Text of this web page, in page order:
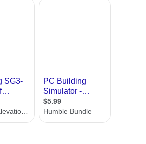
עיצוב דירת קבלן
עיצוב חנויות